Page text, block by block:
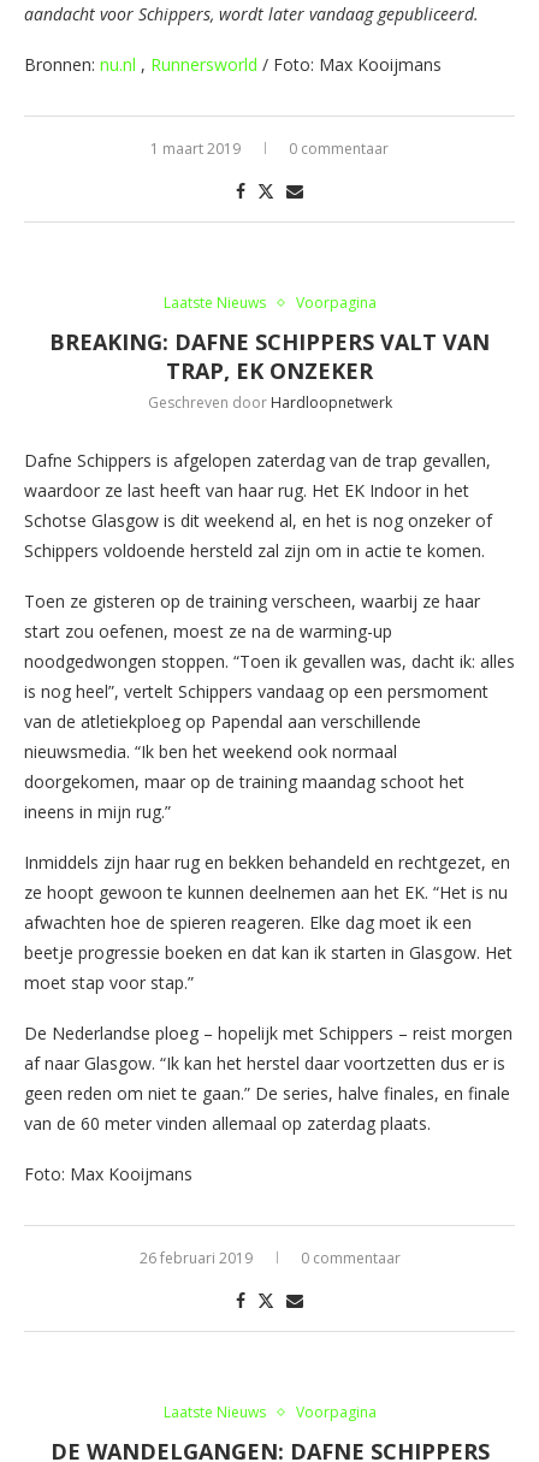
aandacht voor Schippers, wordt later vandaag gepubliceerd.
Bronnen: nu.nl , Runnersworld / Foto: Max Kooijmans
1 maart 2019 0 commentaar
Laatste Nieuws Voorpagina
BREAKING: DAFNE SCHIPPERS VALT VAN
TRAP, EK ONZEKER
Geschreven door Hardloopnetwerk
Dafne Schippers is afgelopen zaterdag van de trap gevallen,
waardoor ze last heeft van haar rug. Het EK Indoor in het
Schotse Glasgow is dit weekend al, en het is nog onzeker of
Schippers voldoende hersteld zal zijn om in actie te komen.
Toen ze gisteren op de training verscheen, waarbij ze haar
start zou oefenen, moest ze na de warming-up
noodgedwongen stoppen. “Toen ik gevallen was, dacht ik: alles
is nog heel”, vertelt Schippers vandaag op een persmoment
van de atletiekploeg op Papendal aan verschillende
nieuwsmedia. “Ik ben het weekend ook normaal
doorgekomen, maar op de training maandag schoot het
ineens in mijn rug.”
Inmiddels zijn haar rug en bekken behandeld en rechtgezet, en
ze hoopt gewoon te kunnen deelnemen aan het EK. “Het is nu
afwachten hoe de spieren reageren. Elke dag moet ik een
beetje progressie boeken en dat kan ik starten in Glasgow. Het
moet stap voor stap.”
De Nederlandse ploeg – hopelijk met Schippers – reist morgen
af naar Glasgow. “Ik kan het herstel daar voortzetten dus er is
geen reden om niet te gaan.” De series, halve finales, en finale
van de 60 meter vinden allemaal op zaterdag plaats.
Foto: Max Kooijmans
26 februari 2019 0 commentaar
Laatste Nieuws Voorpagina
DE WANDELGANGEN: DAFNE SCHIPPERS